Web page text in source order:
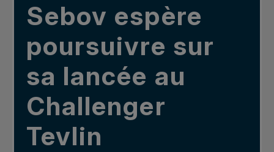
Sebov espère
poursuivre sur
sa lancée au
Challenger
Tevlin